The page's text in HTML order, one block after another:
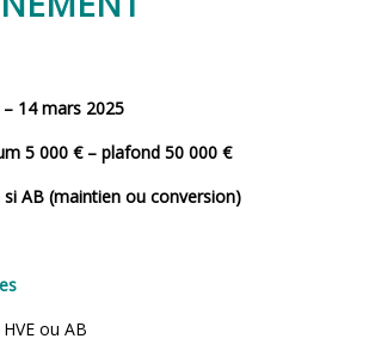
14 mars 2025
5 000 € – plafond 50 000 €
si AB (maintien ou conversion)
ou AB